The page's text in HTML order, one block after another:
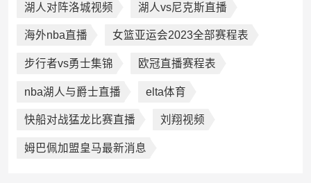
湖人对阵洛城视频 湖人vs尼克斯直播
海外nba直播 女篮亚运会2023全部赛程表
步行者vs勇士集锦 欧冠直播赛程表
nba湖人与爵士直播 elta体育
快船对战猛龙比赛直播 刘翔视频
姆巴佩加盟皇马最新消息